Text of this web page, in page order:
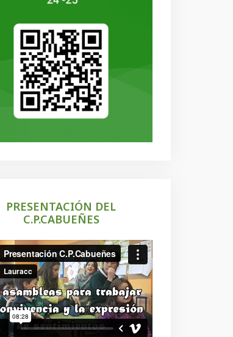
PRESENTACIÓN DEL
C.P.CABUEÑES